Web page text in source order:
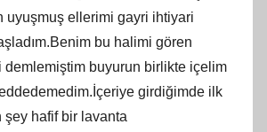
uyuşmuş ellerimi gayri ihtiyari
bu halimi gören
demlemiştim buyurun birlikte içelim
girdiğimde ilk
hafif bir lavanta